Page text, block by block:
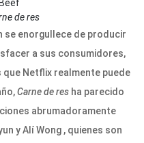
de res
se enorgullece de producir
a sus consumidores,
Netflix realmente puede
Carne de res ha parecido
abrumadoramente
y Alí Wong , quienes son